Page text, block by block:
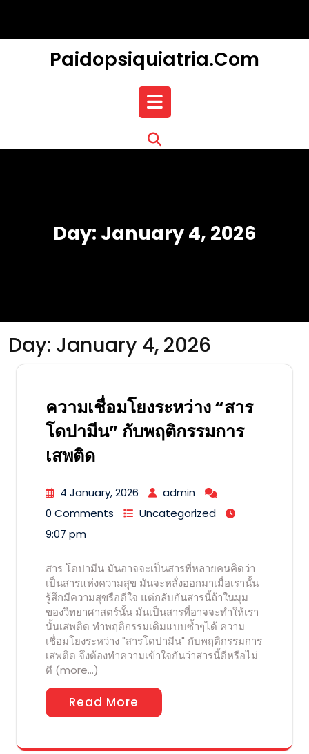
content
Paidopsiquiatria.com
Open
Button
Day: January 4, 2026
Day: January 4, 2026
ความเชื่อมโยงระหว่าง “สาร
โดปามีน” กับพฤติกรรมการ
เสพติด
4 January, 2026
admin
0 Comments
Uncategorized
9:07 pm
สาร โดปามีน มันอาจจะเป็นสารที่หลายคนคิดว่า
เป็นสารแห่งความสุข มันจะหลั่งออกมาเมื่อเรานั้น
รู้สึกมีความสุขรือดีใจ แต่กลับกันสารนี้ถ้าในมุม
ของวิทยาศาสตร์นั้น มันเป็นสารที่อาจจะทำให้เรา
นั้นเสพติด ทำพฤติกรรมเดิมแบบซ้ำๆได้ ความ
เชื่อมโยงระหว่าง "สารโดปามีน" กับพฤติกรรมการ
เสพติด จึงต้องทำความเข้าใจกันว่าสารนี้ดีหรือไม่
ดี (more…)
Read More